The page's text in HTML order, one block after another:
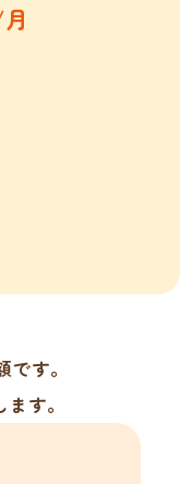
す。
す。